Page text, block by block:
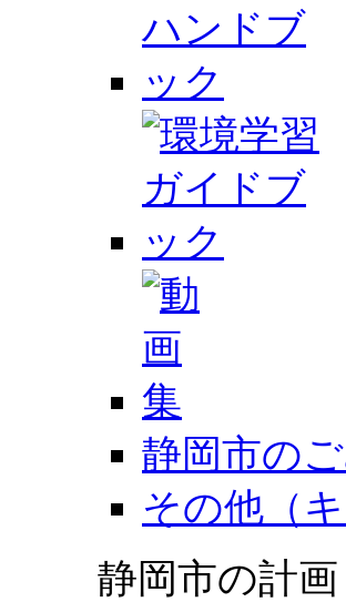
静岡市の
その他（
静岡市の計画